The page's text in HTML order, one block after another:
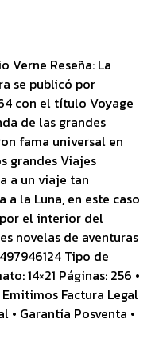
Reseña: La
se publicó por
con el título Voyage
de las grandes
fama universal en
grandes Viajes
a un viaje tan
a la Luna, en este caso
el interior del
novelas de aventuras
Tipo de
14×21 Páginas: 256 •
Factura Legal
• Garantía Posventa •